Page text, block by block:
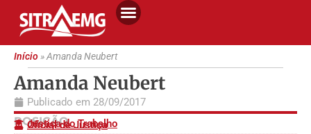
Início»Amanda Neubert
Amanda Neubert
Publicado em 28/09/2017
POSIÇÃO
Justiça do Trabalho
Oficial de Justiça